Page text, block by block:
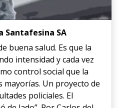
Santafesina SA
buena salud. Es que la
intensidad y cada vez
control social que la
mayorías. Un proyecto de
policiales. El